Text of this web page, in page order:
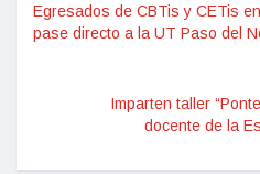
Egresados de CBTis y CETis
pase directo a la UT Paso del
Imparten taller
docente de la